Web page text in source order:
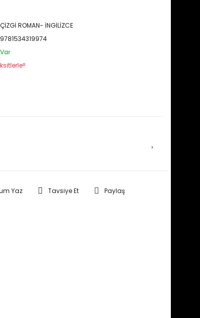
ÇİZGİ ROMAN- İNGİLİZCE
9781534319974
Var
Yaz Tavsiye Et Paylaş